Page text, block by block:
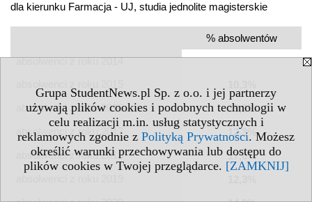
Grupa StudentNews.pl Sp. z o.o. i jej partnerzy
używają plików cookies i podobnych technologii w
celu realizacji m.in. usług statystycznych i
reklamowych zgodnie z Polityką Prywatności. Możesz
określić warunki przechowywania lub dostępu do
plików cookies w Twojej przeglądarce. [ZAMKNIJ]
dla kierunku Farmacja - UJ, studia jednolite magisterskie
% absolwentów
absolwenci z roku 2014
absolwenci z roku 2016
19,9%
absolwenci z roku 2017
12,3%
absolwenci z roku 2018
17,0%